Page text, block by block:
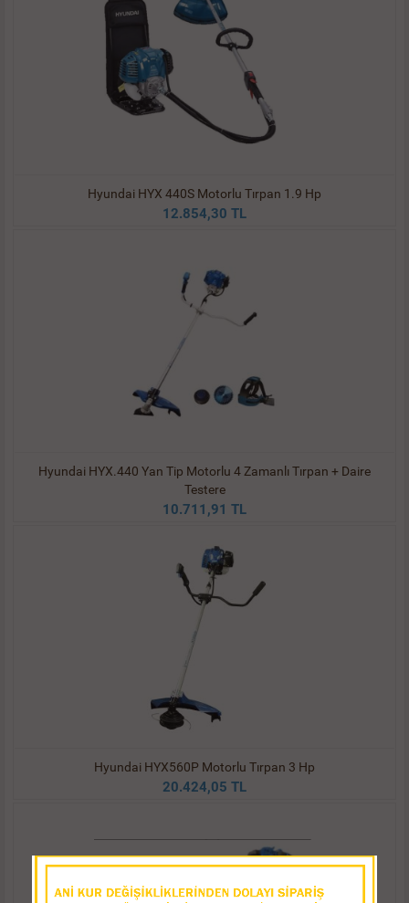
Hyundai HYX 440S Motorlu Tırpan 1.9 Hp
12.854,30 TL
Hyundai HYX.440 Yan Tip Motorlu 4 Zamanlı Tırpan + Daire
Testere
10.711,91 TL
Hyundai HYX560P Motorlu Tırpan 3 Hp
20.424,05 TL